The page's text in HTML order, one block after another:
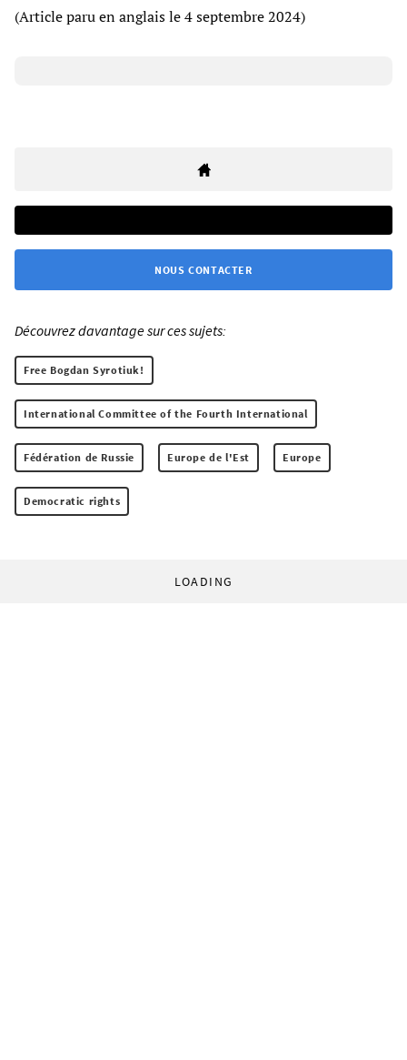
(Article paru en anglais le 4 septembre 2024)
NOUS CONTACTER
Découvrez davantage sur ces sujets:
Free Bogdan Syrotiuk!
International Committee of the Fourth International
Fédération de Russie Europe de l'Est Europe
Democratic rights
LOADING